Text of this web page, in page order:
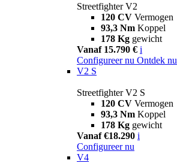
Streetfighter V2
120 CV Vermogen
93,3 Nm Koppel
178 Kg gewicht
Vanaf 15.790 € i
Configureer nu Ontdek nu
V2 S
Streetfighter V2 S
120 CV Vermogen
93,3 Nm Koppel
178 Kg gewicht
Vanaf €18.290 i
Configureer nu
V4